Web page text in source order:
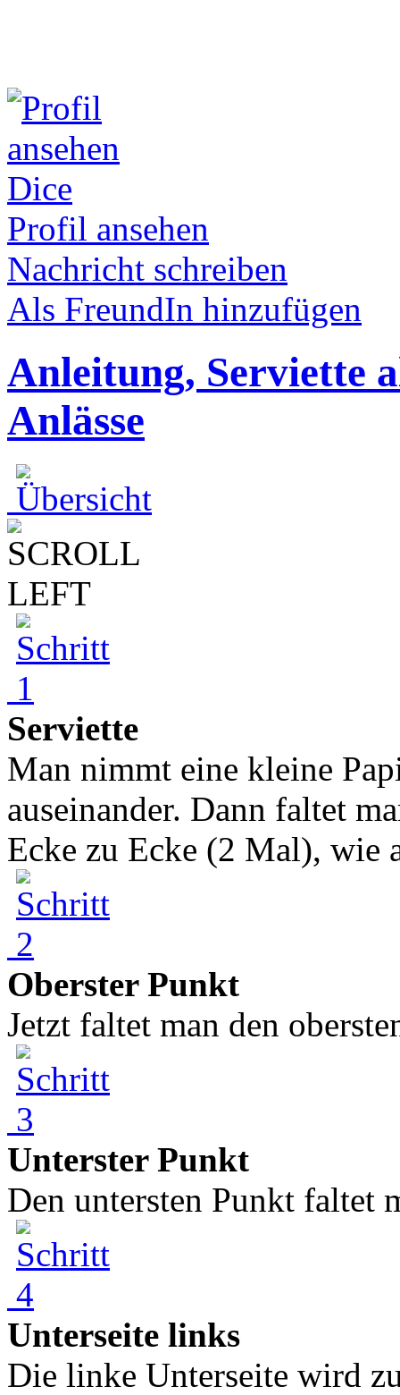
Dice
Profil ansehen
Nachricht schreiben
Als FreundIn hinzufügen
Anleitung, Serviette
Anlässe
Serviette
Man nimmt eine kleine
auseinander. Dann faltet
Ecke zu Ecke (2 Mal), wie
Oberster Punkt
Jetzt faltet man den
Unterster Punkt
Den untersten Punkt faltet
Unterseite links
Die linke Unterseite wird